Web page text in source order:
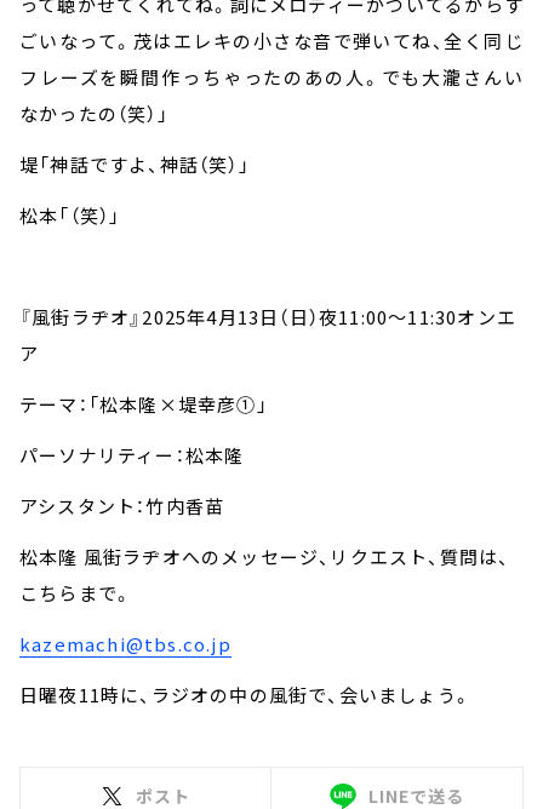
ごいなって。茂はエレキの小さな音で弾いてね、全く同じ
フレーズを瞬間作っちゃったのあの人。でも大瀧さんい
なかったの（笑）」
堤「神話ですよ、神話（笑）」
松本「（笑）」
『風街ラヂオ』 2025年4月13日（日）夜11:00～11:30オンエ
ア
テーマ：「松本隆×堤幸彦①」
パーソナリティー：松本隆
アシスタント：竹内香苗
松本隆 風街ラヂオへのメッセージ、リクエスト、質問は、
こちらまで。
kazemachi@tbs.co.jp
日曜夜11時に、ラジオの中の風街で、会いましょう。
ポスト LINEで送る